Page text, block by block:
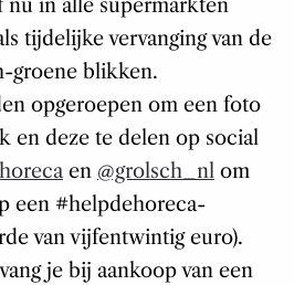
nu in alle supermarkten
tijdelijke vervanging van de
groene blikken.
opgeroepen om een foto
en deze te delen op social
en @grolsch_nlom
een #helpdehoreca-
van vijfentwintig euro).
je bij aankoop van een